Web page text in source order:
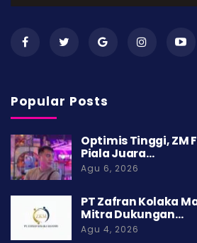
Popular Posts
Optimis Tinggi, ZM
Piala Juara…
Agu 6, 2026
PT Zafran Kolaka
Mitra Dukungan…
Agu 4, 2026